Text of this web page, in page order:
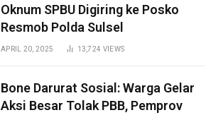
Oknum SPBU Digiring ke Posko
Resmob Polda Sulsel
APRIL 20, 2025 13,724 VIEWS
Bone Darurat Sosial: Warga Gelar
Aksi Besar Tolak PBB, Pemprov